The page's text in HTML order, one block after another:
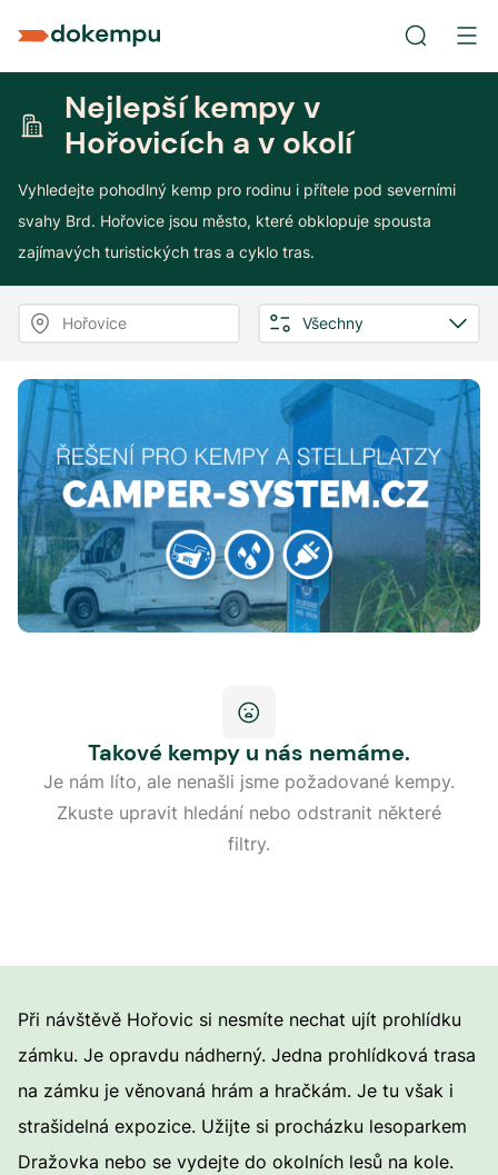
Nejlepší kempy v
Hořovicích a v okolí
Vyhledejte pohodlný kemp pro rodinu i přítele pod severními
svahy Brd. Hořovice jsou město, které obklopuje spousta
zajímavých turistických tras a cyklo tras.
Hořovice Všechny
Takové kempy u nás nemáme.
Je nám líto, ale nenašli jsme požadované kempy.
Zkuste upravit hledání nebo odstranit některé
filtry.
Při návštěvě Hořovic si nesmíte nechat ujít prohlídku
zámku. Je opravdu nádherný. Jedna prohlídková trasa
na zámku je věnovaná hrám a hračkám. Je tu však i
strašidelná expozice. Užijte si procházku lesoparkem
Dražovka nebo se vydejte do okolních lesů na kole.